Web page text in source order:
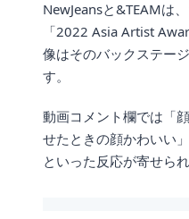
NewJeansと&TEAMは
「2022 Asia Artist
像はそのバックステー
す。
動画コメント欄では「
せたときの顔かわいい
といった反応が寄せられ